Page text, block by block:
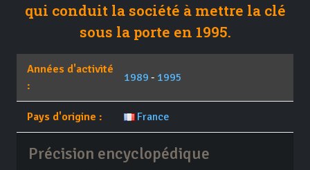
qui conduit la société à mettre la clé
sous la porte en 1995.
Années d'activité
:
1989 - 1995
Pays d'origine : France
Précision encyclopédique